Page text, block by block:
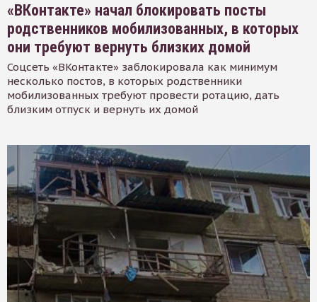
«ВКонтакте» начал блокировать посты
родственников мобилизованных, в которых
они требуют вернуть близких домой
Соцсеть «ВКонтакте» заблокировала как минимум
несколько постов, в которых родственники
мобилизованных требуют провести ротацию, дать
близким отпуск и вернуть их домой